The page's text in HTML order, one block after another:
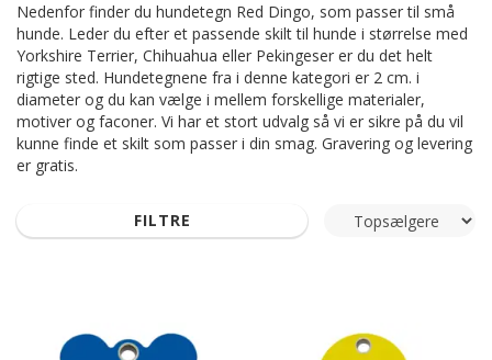
Nedenfor finder du hundetegn Red Dingo, som passer til små
hunde. Leder du efter et passende skilt til hunde i størrelse med
Yorkshire Terrier, Chihuahua eller Pekingeser er du det helt
rigtige sted. Hundetegnene fra i denne kategori er 2 cm. i
diameter og du kan vælge i mellem forskellige materialer,
motiver og faconer. Vi har et stort udvalg så vi er sikre på du vil
kunne finde et skilt som passer i din smag. Gravering og levering
er gratis.
FILTRE